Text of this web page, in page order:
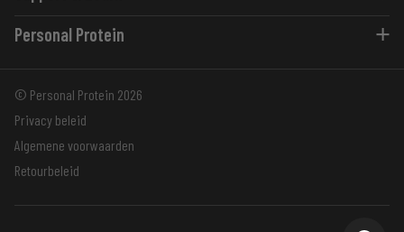
Eiwitrepen
Accessoires
Blogs
Advies
Support
Personal Protein
© Personal Protein 2026
Privacy beleid
Algemene voorwaarden
Retourbeleid